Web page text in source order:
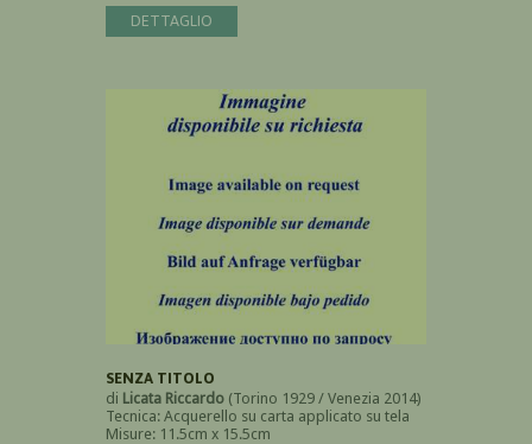
DETTAGLIO
SENZA TITOLO
di Licata Riccardo (Torino 1929 / Venezia 2014)
Tecnica: Acquerello su carta applicato su tela
Misure: 11.5cm x 15.5cm